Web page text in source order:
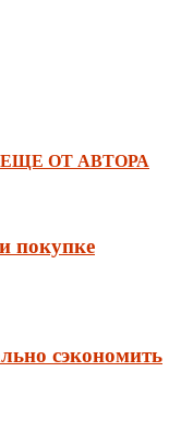
ЕЩЕ ОТ АВТОРА
покупке
сэкономить